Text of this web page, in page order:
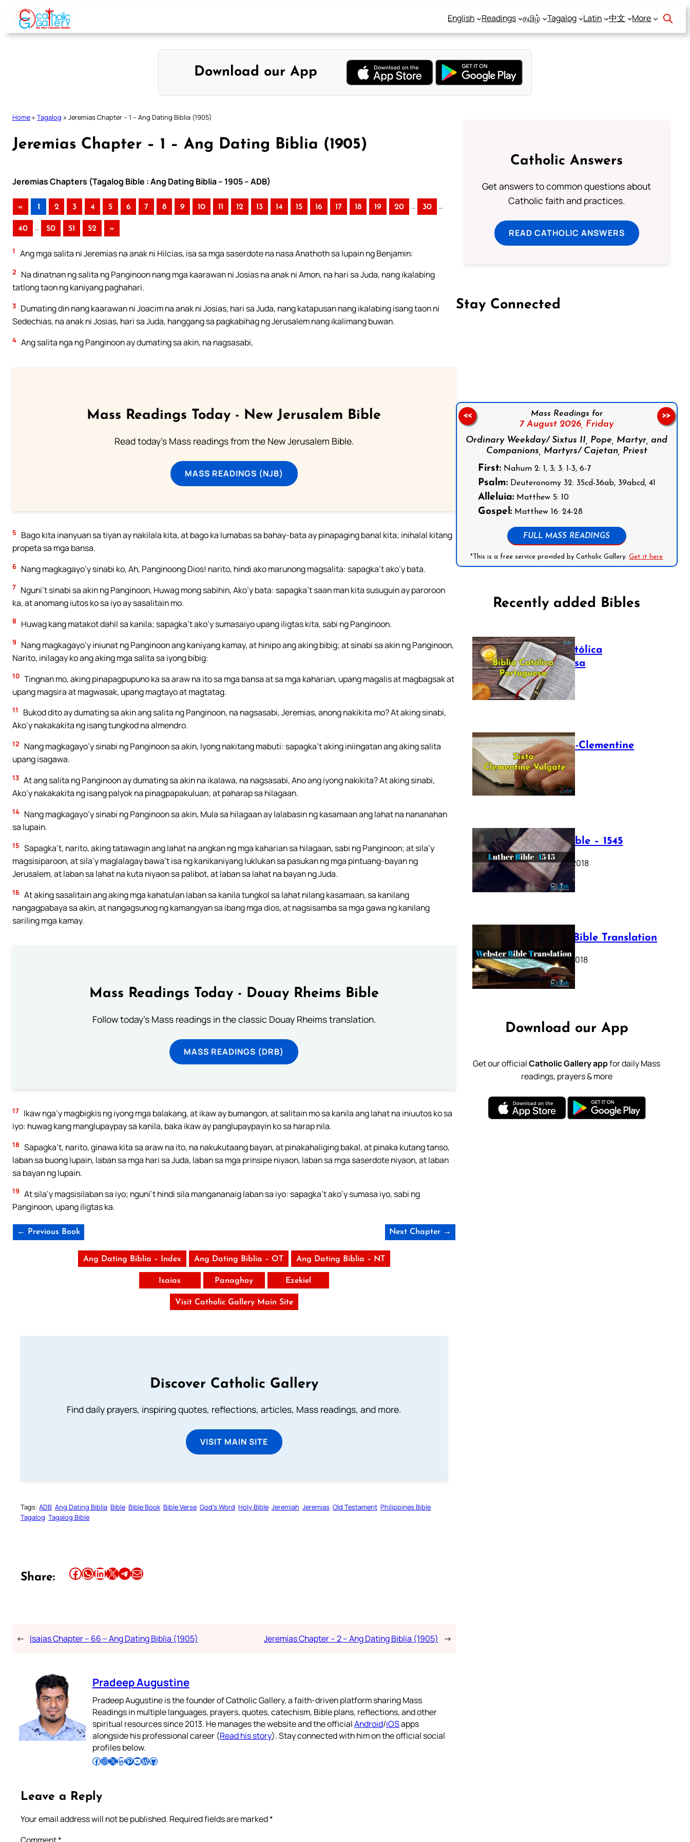
Skip
content
English Readings தமிழ் Tagalog Latin 中文 More
Download our App
Home » Tagalog » Jeremias Chapter – 1 – Ang Dating Biblia (1905)
Jeremias Chapter – 1 – Ang Dating Biblia (1905)
Jeremias Chapters (Tagalog Bible : Ang Dating Biblia – 1905 – ADB)
« 1 2 3 4 5 6 7 8 9 10 11 12 13 14 15 16 17 18 19 20 .. 30 ..
40 .. 50 51 52 »
1 Ang mga salita ni Jeremias na anak ni Hilcias, isa sa mga saserdote na nasa Anathoth sa lupain ng Benjamin:
2
Na dinatnan ng salita ng Panginoon nang mga kaarawan ni Josias na anak ni Amon, na hari sa Juda, nang ikalabing
tatlong taon ng kaniyang paghahari.
3 Dumating din nang kaarawan ni Joacim na anak ni Josias, hari sa Juda, nang katapusan nang ikalabing isang taon ni
Sedechias, na anak ni Josias, hari sa Juda, hanggang sa pagkabihag ng Jerusalem nang ikalimang buwan.
4 Ang salita nga ng Panginoon ay dumating sa akin, na nagsasabi,
Mass Readings Today - New Jerusalem Bible
Read today's Mass readings from the New Jerusalem Bible.
MASS READINGS (NJB)
5
Bago kita inanyuan sa tiyan ay nakilala kita, at bago ka lumabas sa bahay-bata ay pinapaging banal kita; inihalal kitang
propeta sa mga bansa.
6 Nang magkagayo’y sinabi ko, Ah, Panginoong Dios! narito, hindi ako marunong magsalita: sapagka’t ako’y bata.
7 Nguni’t sinabi sa akin ng Panginoon, Huwag mong sabihin, Ako’y bata: sapagka’t saan man kita susuguin ay paroroon
ka, at anomang iutos ko sa iyo ay sasalitain mo.
8 Huwag kang matakot dahil sa kanila; sapagka’t ako’y sumasaiyo upang iligtas kita, sabi ng Panginoon.
9
Nang magkagayo’y iniunat ng Panginoon ang kaniyang kamay, at hinipo ang aking bibig; at sinabi sa akin ng Panginoon,
Narito, inilagay ko ang aking mga salita sa iyong bibig:
10 Tingnan mo, aking pinapagpupuno ka sa araw na ito sa mga bansa at sa mga kaharian, upang magalis at magbagsak at
upang magsira at magwasak, upang magtayo at magtatag.
11
Bukod dito ay dumating sa akin ang salita ng Panginoon, na nagsasabi, Jeremias, anong nakikita mo? At aking sinabi,
Ako’y nakakakita ng isang tungkod na almendro.
12
Nang magkagayo’y sinabi ng Panginoon sa akin, Iyong nakitang mabuti: sapagka’t aking iniingatan ang aking salita
upang isagawa.
13 At ang salita ng Panginoon ay dumating sa akin na ikalawa, na nagsasabi, Ano ang iyong nakikita? At aking sinabi,
Ako’y nakakakita ng isang palyok na pinagpapakuluan; at paharap sa hilagaan.
14 Nang magkagayo’y sinabi ng Panginoon sa akin, Mula sa hilagaan ay lalabasin ng kasamaan ang lahat na nananahan
sa lupain.
15 Sapagka’t, narito, aking tatawagin ang lahat na angkan ng mga kaharian sa hilagaan, sabi ng Panginoon; at sila’y
magsisiparoon, at sila’y maglalagay bawa’t isa ng kanikaniyang luklukan sa pasukan ng mga pintuang-bayan ng
Jerusalem, at laban sa lahat na kuta niyaon sa palibot, at laban sa lahat na bayan ng Juda.
16 At aking sasalitain ang aking mga kahatulan laban sa kanila tungkol sa lahat nilang kasamaan, sa kanilang
nangagpabaya sa akin, at nangagsunog ng kamangyan sa ibang mga dios, at nagsisamba sa mga gawa ng kanilang
sariling mga kamay.
Mass Readings Today - Douay Rheims Bible
Follow today's Mass readings in the classic Douay Rheims translation.
MASS READINGS (DRB)
17 Ikaw nga’y magbigkis ng iyong mga balakang, at ikaw ay bumangon, at salitain mo sa kanila ang lahat na iniuutos ko sa
iyo: huwag kang manglupaypay sa kanila, baka ikaw ay panglupaypayin ko sa harap nila.
18 Sapagka’t, narito, ginawa kita sa araw na ito, na nakukutaang bayan, at pinakahaliging bakal, at pinaka kutang tanso,
laban sa buong lupain, laban sa mga hari sa Juda, laban sa mga prinsipe niyaon, laban sa mga saserdote niyaon, at laban
sa bayan ng lupain.
19 At sila’y magsisilaban sa iyo; nguni’t hindi sila mangananaig laban sa iyo: sapagka’t ako’y sumasa iyo, sabi ng
Panginoon, upang iligtas ka.
← Previous Book Next Chapter →
Ang Dating Biblia – Index Ang Dating Biblia – OT Ang Dating Biblia – NT
Isaias Panaghoy Ezekiel
Visit Catholic Gallery Main Site
Discover Catholic Gallery
Find daily prayers, inspiring quotes, reflections, articles, Mass readings, and more.
VISIT MAIN SITE
Tags: ADB Ang Dating Biblia Bible Bible Book Bible Verse God’s Word Holy Bible Jeremiah Jeremias Old Testament Philippines Bible
Tagalog Tagalog Bible
Share: Share this article on Facebook Share this article on WhatsApp Share this article on LinkedIn Share this article on X Share this article on TelegramEmail this Article
← Isaias Chapter – 66 – Ang Dating Biblia (1905) Jeremias Chapter – 2 – Ang Dating Biblia (1905) →
Pradeep Augustine
Pradeep Augustine is the founder of Catholic Gallery, a faith-driven platform sharing Mass
Readings in multiple languages, prayers, quotes, catechism, Bible plans, reflections, and other
spiritual resources since 2013. He manages the website and the officialAndroid/iOSapps
alongside his professional career (Read his story). Stay connected with him on the official social
profiles below.
Follow Pradeep on Facebook Follow Pradeep on InstagramFollow Pradeep on X Follow Pradeep on LinkedIn Follow Pradeep on Pinterest Subscribe to Pradeep’s Youtube Channel Follow Pradeep on WordPress Follow Pradeep on GitHub
Leave a Reply
Your email address will not be published. Required fields are marked*
Catholic Answers
Get answers to common questions about
Catholic faith and practices.
READ CATHOLIC ANSWERS
Stay Connected
Mass Readings for
7 August 2026, Friday
Ordinary Weekday/ Sixtus II, Pope, Martyr, and
Companions, Martyrs/ Cajetan, Priest
First:Nahum 2: 1, 3; 3: 1-3, 6-7
Psalm:Deuteronomy 32: 35cd-36ab, 39abcd, 41
Alleluia:Matthew 5: 10
Gospel:Matthew 16: 24-28
FULL MASS READINGS
*This is a free service provided by Catholic Gallery.Get it here
<< >>
Recently added Bibles
Bíblia Católica
Portuguesa
July 16, 2025
The Sixto-Clementine
Vulgate
July 12, 2025
Luther Bible – 1545
October 17, 2018
Webster Bible Translation
October 11, 2018
Download our App
Get our officialCatholic Gallery appfor daily Mass
readings, prayers & more